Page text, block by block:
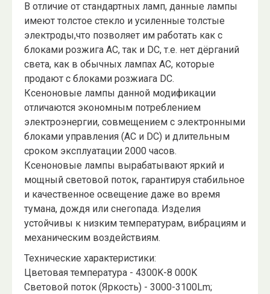
В отличие от стандартных ламп, данные лампы
имеют толстое стекло и усиленные толстые
электроды,что позволяет им работать как с
блоками розжига AC, так и DC, т.е. нет дёрганий
света, как в обычных лампах AC, которые
продают с блоками розжиага DC.
Ксеноновые лампы данной модификации
отличаются экономным потреблением
электроэнергии, совмещением с электронными
блоками управления (AC и DC) и длительным
сроком эксплуатации 2000 часов.
Ксеноновые лампы вырабатывают яркий и
мощный световой поток, гарантируя стабильное
и качественное освещение даже во время
тумана, дождя или снегопада. Изделия
устойчивы к низким температурам, вибрациям и
механическим воздействиям.
Технические характеристики:
Цветовая температура - 4300K-8 000K
Световой поток (Яркость) - 3000-3100Lm;